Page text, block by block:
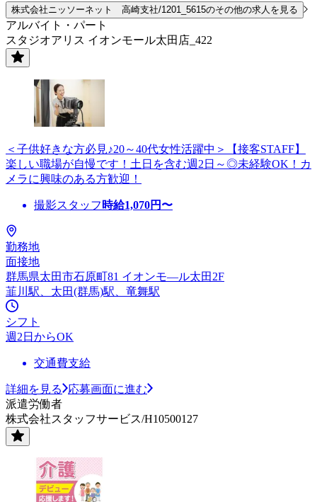
株式会社ニッソーネット 高崎支社/1201_5615のその他の求人を見る
アルバイト・パート
スタジオアリス イオンモール太田店_422
＜子供好きな方必見♪20～40代女性活躍中＞【接客STAFF】
楽しい職場が自慢です！土日を含む週2日～◎未経験OK！カ
メラに興味のある方歓迎！
撮影スタッフ 時給1,070円〜
勤務地
面接地
群馬県太田市石原町81 イオンモ—ル太田2F
韮川駅、太田(群馬)駅、竜舞駅
シフト
週2日からOK
交通費支給
詳細を見る
応募画面に進む
派遣労働者
株式会社スタッフサービス/H10500127